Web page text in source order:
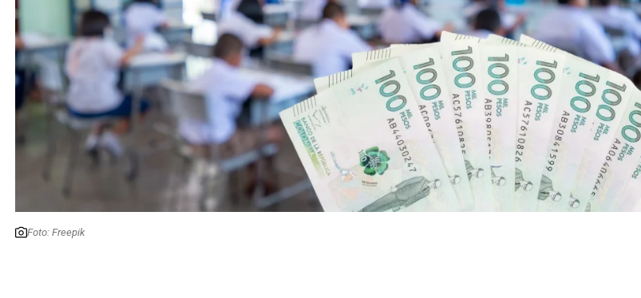
Foto: Freepik